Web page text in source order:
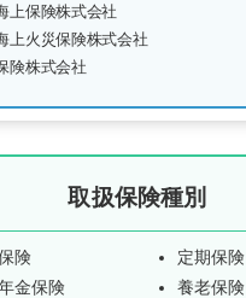
上保険株式会社
上火災保険株式会社
険株式会社
取扱保険種別
険
金保険
定期保険
養老保険